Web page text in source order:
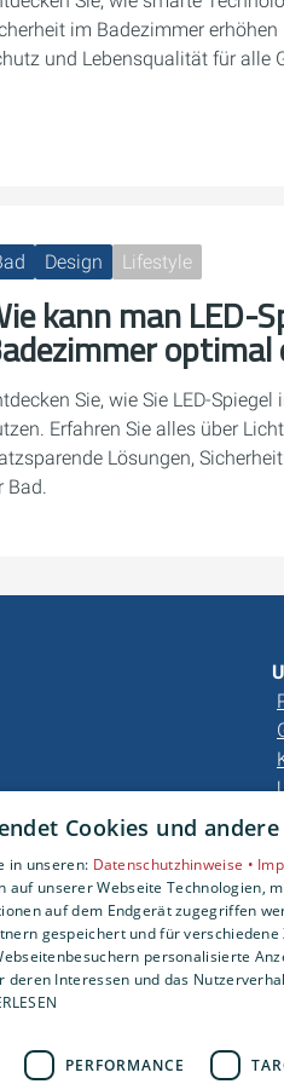
im Badezimmer
und Lebensqualität für alle
Design Lifestyle
kann man LED-
optimal
Sie, wie Sie LED-
Erfahren Sie alles über
Lösungen,
Bad.
Cookies und
in unseren: Datenschutzhinweise •
auf unserer Webseite Technologien,
auf dem Endgerät zugegriffen
gespeichert und für
personalisierte
Interessen und das
PERFORMANCE